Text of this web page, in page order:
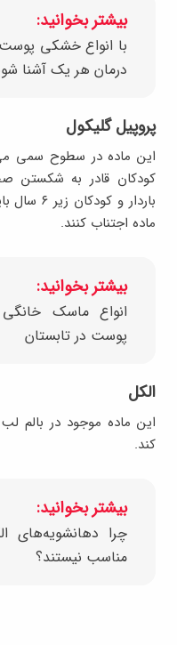
بیشتر بخوانید:
با انواع خشکی
درمان هر یک آشنا
پروپیل گلیکول
این ماده در سطوح سمی
کودکان قادر به شکستن
باردار و
ماده اجتناب کنند.
بیشتر بخوانید:
انواع ماسک
پوست در تابستان
الکل
این ماده موجود در
کند.
بیشتر بخوانید:
چرا دهانشویه‌های
مناسب نیستند؟